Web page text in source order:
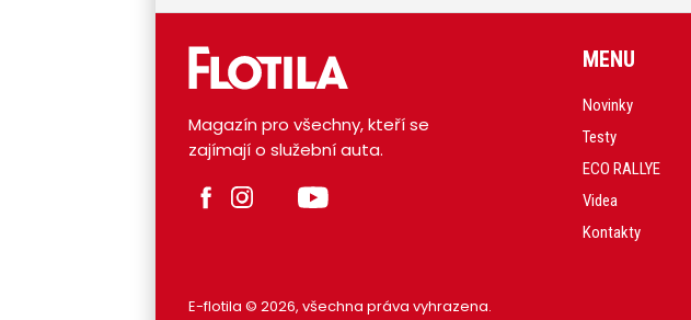
Magazín pro všechny, kteří se
zajímají o služební auta.
MENU
Novinky
Testy
ECO RALLYE
Videa
Kontakty
E-flotila © 2026, všechna práva vyhrazena.